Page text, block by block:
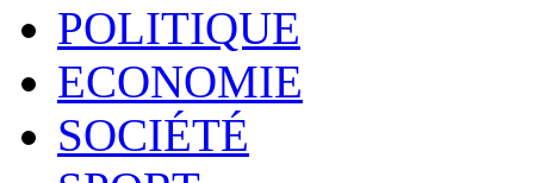
POLITIQUE
ECONOMIE
SOCIÉTÉ